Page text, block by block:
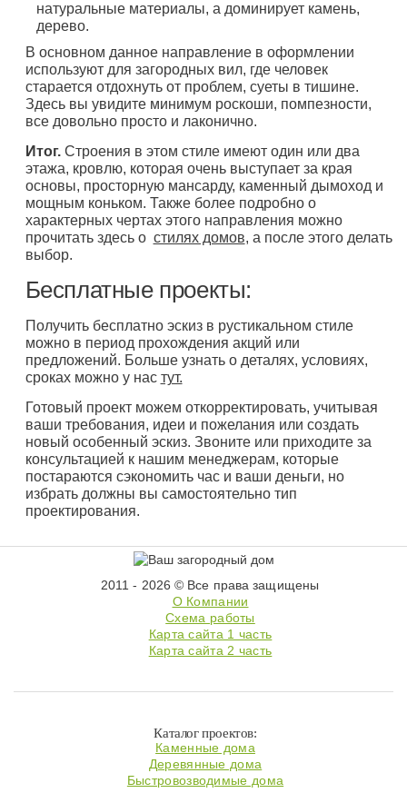
натуральные материалы, а доминирует камень,
дерево.
В основном данное направление в оформлении
используют для загородных вил, где человек
старается отдохнуть от проблем, суеты в тишине.
Здесь вы увидите минимум роскоши, помпезности,
все довольно просто и лаконично.
Итог.Строения в этом стиле имеют один или два
этажа, кровлю, которая очень выступает за края
основы, просторную мансарду, каменный дымоход и
мощным коньком. Также более подробно о
характерных чертах этого направления можно
прочитать здесь о стилях домов, а после этого делать
выбор.
Бесплатные проекты:
Получить бесплатно эскиз в рустикальном стиле
можно в период прохождения акций или
предложений. Больше узнать о деталях, условиях,
сроках можно у нас тут.
Готовый проект можем откорректировать, учитывая
ваши требования, идеи и пожелания или создать
новый особенный эскиз. Звоните или приходите за
консультацией к нашим менеджерам, которые
постараются сэкономить час и ваши деньги, но
избрать должны вы самостоятельно тип
проектирования.
2011 - 2026 © Все права защищены
О Компании
Схема работы
Карта сайта 1 часть
Карта сайта 2 часть
Каталог проектов:
Каменные дома
Деревянные дома
Быстровозводимые дома